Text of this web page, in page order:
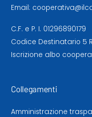
Email:
C.F. e P. I. 01296890179
Codice Destinatario 5
Iscrizione albo
Collegamenti
Amministrazione